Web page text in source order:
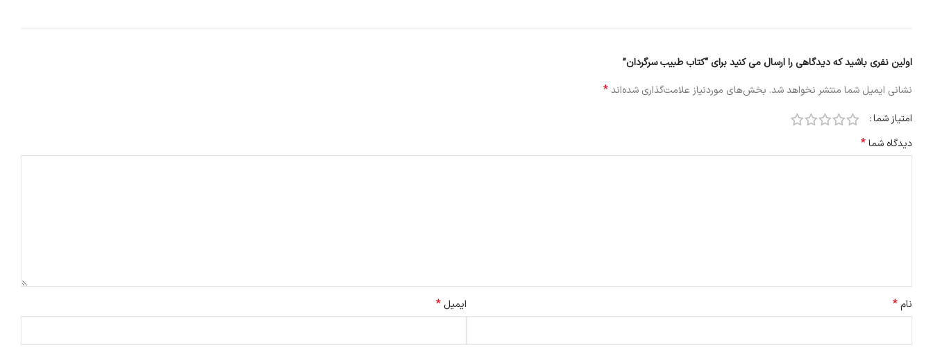
اولین نفری باشید که دیدگاهی را ارسال می کنید برای “کتاب طبیب سرگردان”
نشانی ایمیل شما منتشر نخواهد شد. بخش‌های موردنیاز علامت‌گذاری شده‌اند*
امتیاز شما
دیدگاه شما*
نام* ایمیل*